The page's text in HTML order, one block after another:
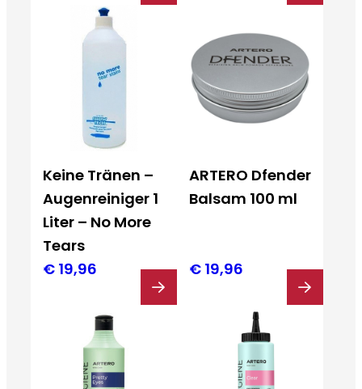
Keine Tränen –
Augenreiniger 1
Liter – No More
Tears
€ 19,96
ARTERO Dfender
Balsam 100 ml
€ 19,96